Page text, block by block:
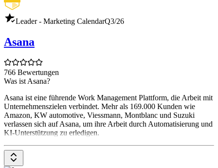
Leader - Marketing CalendarQ3/26
Asana
766 Bewertungen
Was ist Asana?
Asana ist eine führende Work Management Plattform, die Arbeit mit
Unternehmenszielen verbindet. Mehr als 169.000 Kunden wie
Amazon, KW automotive, Viessmann, Montblanc und Suzuki
verlassen sich auf Asana, um ihre Arbeit durch Automatisierung und
KI-Unterstützung zu erledigen.